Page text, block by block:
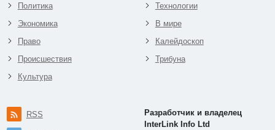
Политика
Экономика
Право
Происшествия
Культура
Технологии
В мире
Калейдоскоп
Трибуна
RSS
Разработчик и владелец
InterLink Info Ltd